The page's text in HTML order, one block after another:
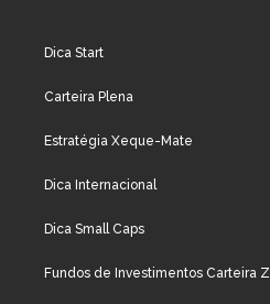
Dica Start
Carteira Plena
Estratégia Xeque-Mate
Dica Internacional
Dica Small Caps
Fundos de Investimentos Carteira Z